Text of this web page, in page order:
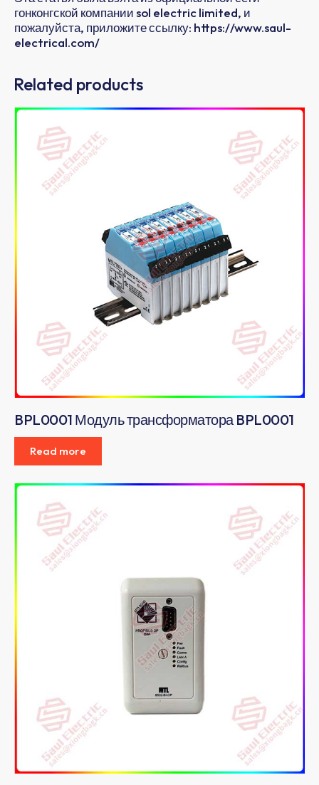
гонконгской компании sol electric limited, и
пожалуйста, приложите ссылку: https://www.saul-
electrical.com/
Related products
BPL0001 Модуль трансформатора BPL0001
Read more